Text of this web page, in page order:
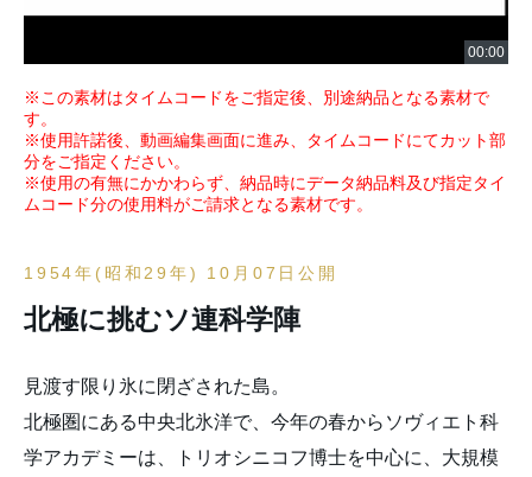
※この素材はタイムコードをご指定後、別途納品となる素材で
す。
※使用許諾後、動画編集画面に進み、タイムコードにてカット部
分をご指定ください。
※使用の有無にかかわらず、納品時にデータ納品料及び指定タイ
ムコード分の使用料がご請求となる素材です。
1954年(昭和29年) 10月07日公開
北極に挑むソ連科学陣
見渡す限り氷に閉ざされた島。
北極圏にある中央北氷洋で、今年の春からソヴィエト科
学アカデミーは、トリオシニコフ博士を中心に、大規模